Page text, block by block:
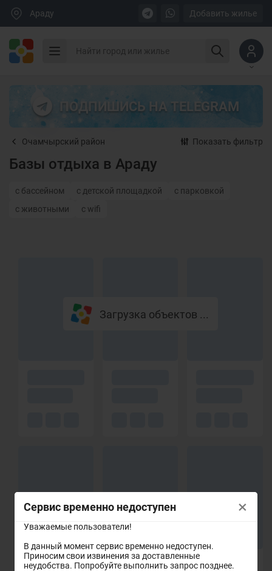
Сервис временно недоступен
Уважаемые пользователи!
В данный момент сервис временно недоступен.
Приносим свои извинения за доставленные
неудобства. Попробуйте выполнить запрос позднее.
×
Араду Добавить жилье
ПОДПИШИСЬ НА TELEGRAM
Очамчырский район Показать фильтр
Базы отдыха в Араду
с бассейном с детской площадкой
с парковкой
с животными
с wifi
Загрузка объектов ...